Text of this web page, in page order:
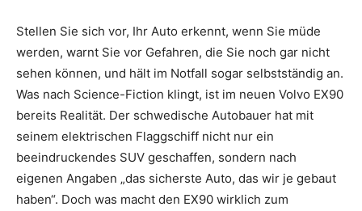
Stellen Sie sich vor, Ihr Auto erkennt, wenn Sie müde
werden, warnt Sie vor Gefahren, die Sie noch gar nicht
sehen können, und hält im Notfall sogar selbstständig an.
Was nach Science-Fiction klingt, ist im neuen Volvo EX90
bereits Realität. Der schwedische Autobauer hat mit
seinem elektrischen Flaggschiff nicht nur ein
beeindruckendes SUV geschaffen, sondern nach
eigenen Angaben „das sicherste Auto, das wir je gebaut
haben“. Doch was macht den EX90 wirklich zum